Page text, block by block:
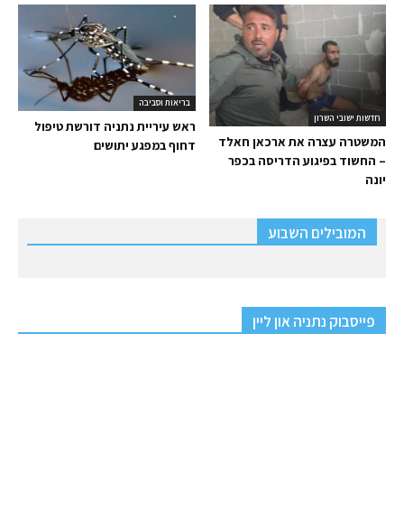
בריאות וסביבה
ראש עיריית נתניה דורשת טיפול
דחוף במפגע יתושים
חדשות ישובי השרון
המשטרה עצרה את ארכאן חאלד
– החשוד בפיגוע הדריסה בכפר
יונה
המובילים השבוע
פייסבוק נתניה און ליין